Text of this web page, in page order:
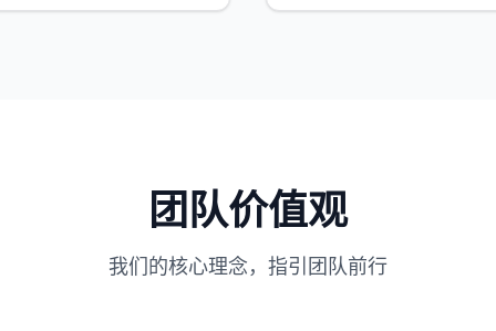
团队价值观
我们的核心理念，指引团队前行